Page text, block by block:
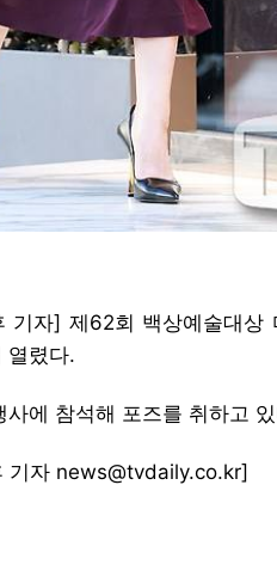
기자] 제62회 백상예술대
열렸다.
사에 참석해 포즈를 취하고
기자 news@tvdaily.co.kr]